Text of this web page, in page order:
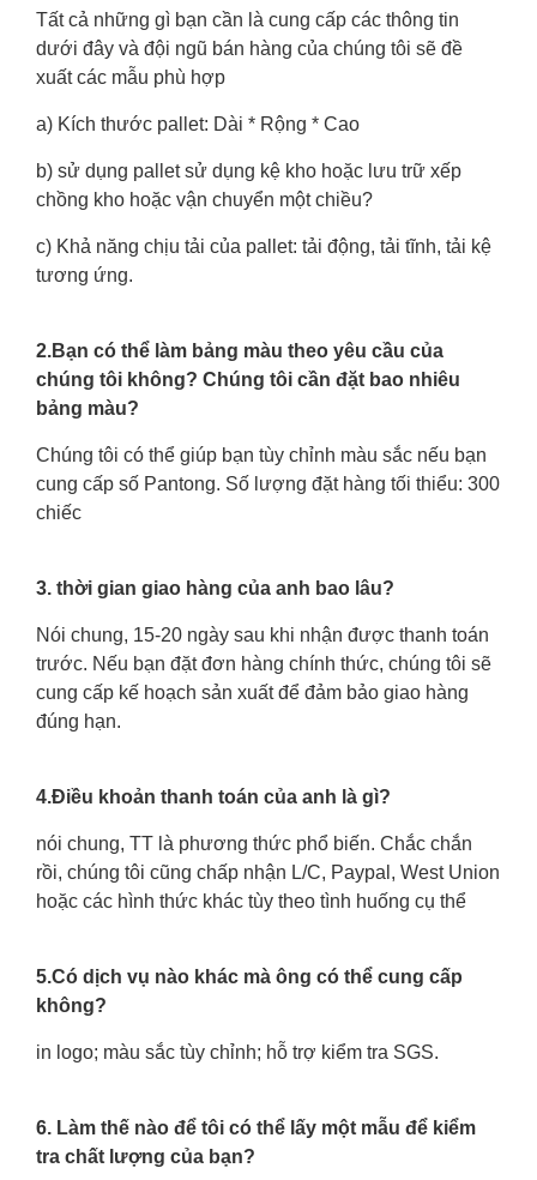
Tất cả những gì bạn cần là cung cấp các thông tin
dưới đây và đội ngũ bán hàng của chúng tôi sẽ đề
xuất các mẫu phù hợp
a) Kích thước pallet: Dài * Rộng * Cao
b) sử dụng pallet sử dụng kệ kho hoặc lưu trữ xếp
chồng kho hoặc vận chuyển một chiều?
c) Khả năng chịu tải của pallet: tải động, tải tĩnh, tải kệ
tương ứng.
2.Bạn có thể làm bảng màu theo yêu cầu của
chúng tôi không? Chúng tôi cần đặt bao nhiêu
bảng màu?
Chúng tôi có thể giúp bạn tùy chỉnh màu sắc nếu bạn
cung cấp số Pantong. Số lượng đặt hàng tối thiểu: 300
chiếc
3. thời gian giao hàng của anh bao lâu?
Nói chung, 15-20 ngày sau khi nhận được thanh toán
trước. Nếu bạn đặt đơn hàng chính thức, chúng tôi sẽ
cung cấp kế hoạch sản xuất để đảm bảo giao hàng
đúng hạn.
4.Điều khoản thanh toán của anh là gì?
nói chung, TT là phương thức phổ biến. Chắc chắn
rồi, chúng tôi cũng chấp nhận L/C, Paypal, West Union
hoặc các hình thức khác tùy theo tình huống cụ thể
5.Có dịch vụ nào khác mà ông có thể cung cấp
không?
in logo; màu sắc tùy chỉnh; hỗ trợ kiểm tra SGS.
6. Làm thế nào để tôi có thể lấy một mẫu để kiểm
tra chất lượng của bạn?